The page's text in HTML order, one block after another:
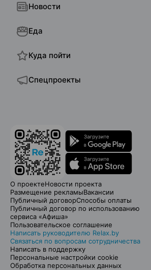
Новости
Еда
Куда пойти
Спецпроекты
О проектеНовости проекта
Размещение рекламыВакансии
Публичный договорСпособы оплаты
Публичный договор по использованию
сервиса «Афиша»
Пользовательское соглашение
Написать руководителю Relax.by
Связаться по вопросам сотрудничества
Написать в поддержку
Персональные настройки cookie
Обработка персональных данных